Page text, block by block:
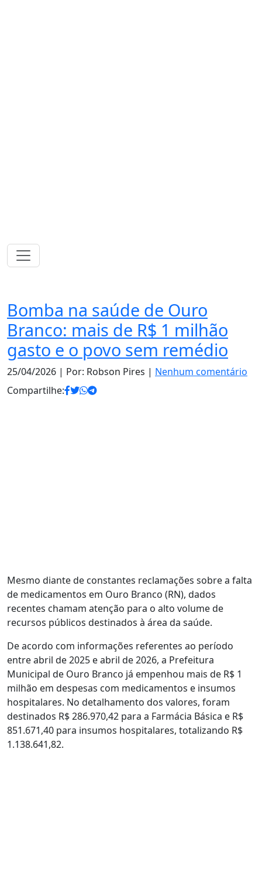
Bomba na saúde de Ouro
Branco: mais de R$ 1 milhão
gasto e o povo sem remédio
25/04/2026 | Por: Robson Pires | Nenhum comentário
Compartilhe:
Mesmo diante de constantes reclamações sobre a falta
de medicamentos em Ouro Branco (RN), dados
recentes chamam atenção para o alto volume de
recursos públicos destinados à área da saúde.
De acordo com informações referentes ao período
entre abril de 2025 e abril de 2026, a Prefeitura
Municipal de Ouro Branco já empenhou mais de R$ 1
milhão em despesas com medicamentos e insumos
hospitalares. No detalhamento dos valores, foram
destinados R$ 286.970,42 para a Farmácia Básica e R$
851.671,40 para insumos hospitalares, totalizando R$
1.138.641,82.